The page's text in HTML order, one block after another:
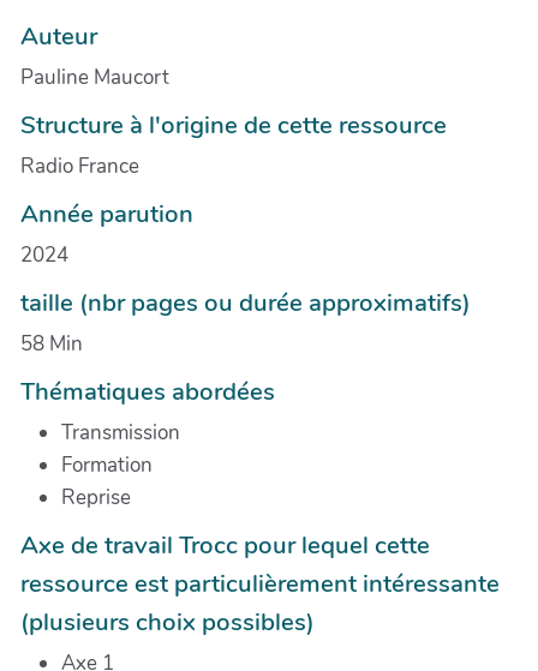
Auteur
Pauline Maucort
Structure à l'origine de cette ressource
Radio France
Année parution
2024
taille (nbr pages ou durée approximatifs)
58 Min
Thématiques abordées
Transmission
Formation
Reprise
Axe de travail Trocc pour lequel cette
ressource est particulièrement intéressante
(plusieurs choix possibles)
Axe 1